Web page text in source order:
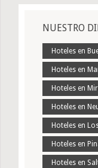
NUESTRO
Hoteles en
Hoteles en
Hoteles en
Hoteles en
Hoteles en
Hoteles en
Hoteles en